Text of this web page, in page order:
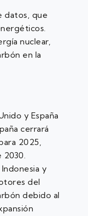
datos, que
nuclear,
en la
y España
cerrará
2025,
2030.
y
del
debido al